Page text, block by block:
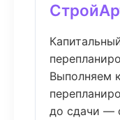
Выполняем
до сдачи —